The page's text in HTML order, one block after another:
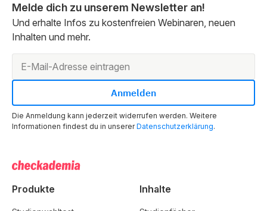
Melde dich zu unserem Newsletter an!
Und erhalte Infos zu kostenfreien Webinaren, neuen
Inhalten und mehr.
Die Anmeldung kann jederzeit widerrufen werden. Weitere
Informationen findest du in unsererDatenschutzerklärung.
Produkte Inhalte